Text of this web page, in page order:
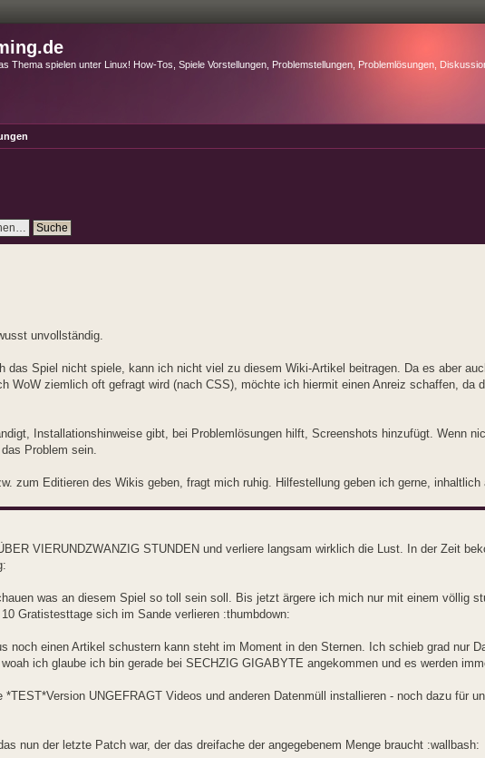
Thema spielen unter Linux! How-Tos, Spiele Vorstellungen, Problemstellungen, Problemlösungen,
unvollständig.
das Spiel nicht spiele, kann ich nicht viel zu diesem Wiki-Artikel beitragen. Da es aber
WoW ziemlich oft gefragt wird (nach CSS), möchte ich hiermit einen Anreiz schaffen, da
Installationshinweise gibt, bei Problemlösungen hilft, Screenshots hinzufügt. Wenn
Problem sein.
zum Editieren des Wikis geben, fragt mich ruhig. Hilfestellung geben ich gerne, inhaltlich
VIERUNDZWANZIG STUNDEN und verliere langsam wirklich die Lust. In der Zeit
was an diesem Spiel so toll sein soll. Bis jetzt ärgere ich mich nur mit einem völlig
Gratistesttage sich im Sande verlieren :thumbdown:
noch einen Artikel schustern kann steht im Moment in den Sternen. Ich schieb grad nur
ich glaube ich bin gerade bei SECHZIG GIGABYTE angekommen und es werden
UNGEFRAGT Videos und anderen Datenmüll installieren - noch dazu für
nun der letzte Patch war, der das dreifache der angegebenem Menge braucht :wallbash: